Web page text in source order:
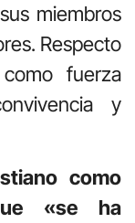
miembros
Respecto
fuerza
y
como
«se ha